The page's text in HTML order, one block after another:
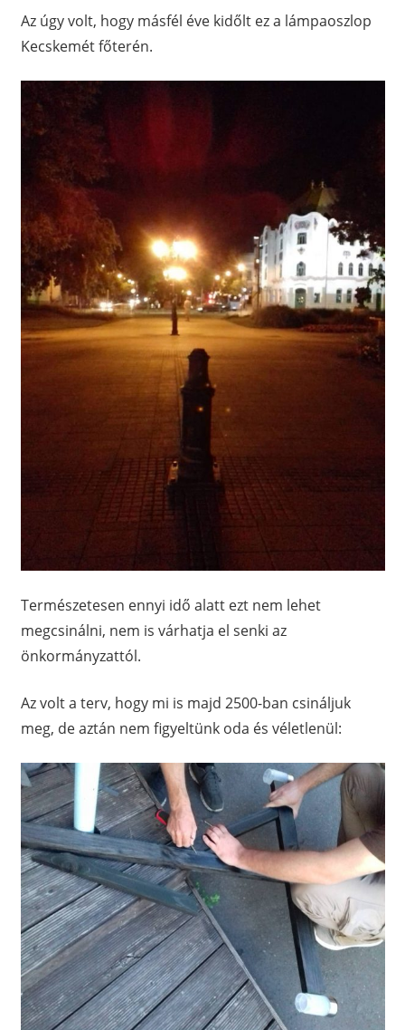
Az úgy volt, hogy másfél éve kidőlt ez a lámpaoszlop
Kecskemét főterén.
Természetesen ennyi idő alatt ezt nem lehet
megcsinálni, nem is várhatja el senki az
önkormányzattól.
Az volt a terv, hogy mi is majd 2500-ban csináljuk
meg, de aztán nem figyeltünk oda és véletlenül: